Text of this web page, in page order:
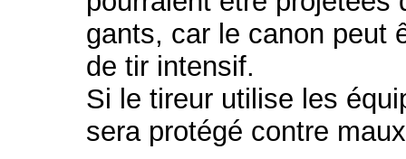
gants, car le canon peut
de tir intensif.
Si le tireur utilise les
sera protégé contre